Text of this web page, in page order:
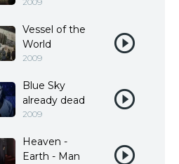
Vessel of the
World
2009
Blue Sky
already dead
2009
Heaven -
Earth - Man